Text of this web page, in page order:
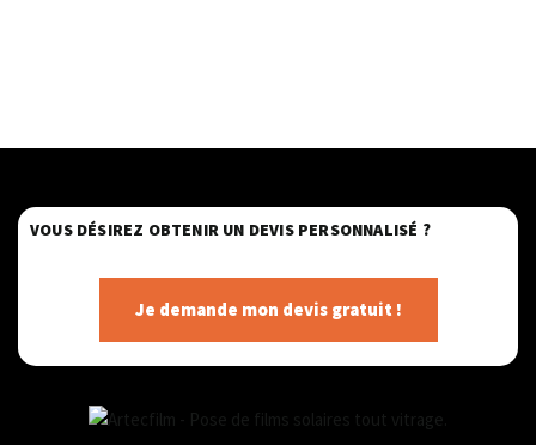
VOUS DÉSIREZ OBTENIR UN DEVIS PERSONNALISÉ ?
Je demande mon devis gratuit !